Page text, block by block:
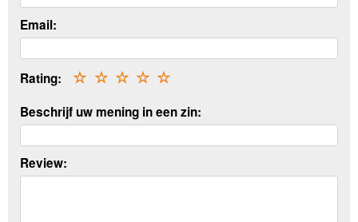
Email:
Rating: ☆
☆
☆
☆
☆
Beschrijf uw mening in een zin:
Review: